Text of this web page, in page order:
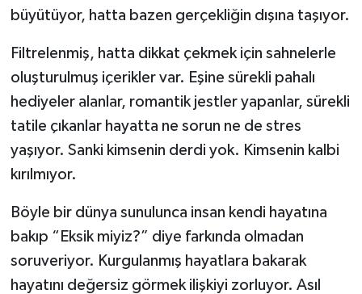
büyütüyor, hatta bazen gerçekliğin dışına taşıyor.
Filtrelenmiş, hatta dikkat çekmek için sahnelerle
oluşturulmuş içerikler var. Eşine sürekli pahalı
hediyeler alanlar, romantik jestler yapanlar, sürekli
tatile çıkanlar hayatta ne sorun ne de stres
yaşıyor. Sanki kimsenin derdi yok. Kimsenin kalbi
kırılmıyor.
Böyle bir dünya sunulunca insan kendi hayatına
bakıp “Eksik miyiz?” diye farkında olmadan
soruveriyor. Kurgulanmış hayatlara bakarak
hayatını değersiz görmek ilişkiyi zorluyor. Asıl